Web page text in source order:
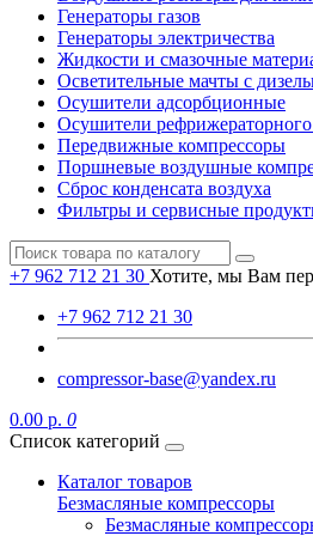
Генераторы газов
Генераторы электричества
Жидкости и смазочные
Осветительные мачты с
Осушители адсорбционные
Осушители
Передвижные компрессоры
Поршневые воздушные
Сброс конденсата воздуха
Фильтры и сервисные
+7 962 712 21 30 Хотите, мы Вам
+7 962 712 21 30
compressor-base@yandex.ru
0.00 р. 0
Список категорий
Каталог товаров
Безмасляные компрессоры
Безмасляные